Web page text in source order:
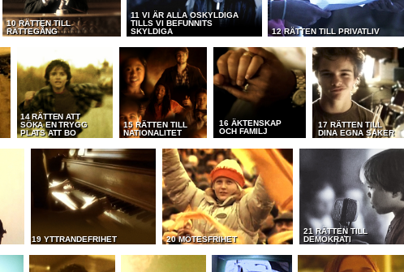
10 RÄTTEN TILL
RÄTTEGÅNG
11 VI ÄR ALLA OSKYLDIGA
TILLS VI BEFUNNITS
SKYLDIGA
12 RÄTTEN TILL PRIVATLIV
14 RÄTTEN ATT
SÖKA EN TRYGG
PLATS ATT BO
15 RÄTTEN TILL
NATIONALITET
16 ÄKTENSKAP
OCH FAMILJ
17 RÄTTEN TILL
DINA EGNA SAKER
19 YTTRANDEFRIHET 20 MÖTESFRIHET
21 RÄTTEN TILL
DEMOKRATI